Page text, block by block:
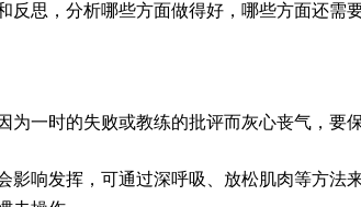
反思，分析哪些方面做得好，哪些方面还需
为一时的失败或教练的批评而灰心丧气，要
响发挥，可通过深呼吸、放松肌肉等方法